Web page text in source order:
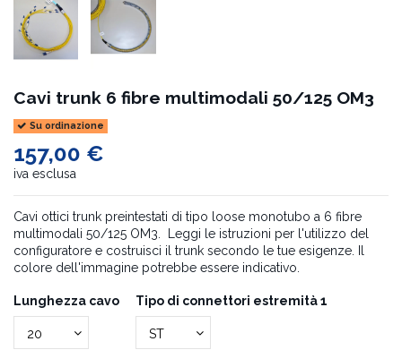
Cavi trunk 6 fibre multimodali 50/125 OM3
Su ordinazione
157,00 €
iva esclusa
Cavi ottici trunk preintestati di tipo loose monotubo a 6 fibre
multimodali 50/125 OM3. Leggi le istruzioni per l'utilizzo del
configuratore e costruisci il trunk secondo le tue esigenze. Il
colore dell'immagine potrebbe essere indicativo.
Lunghezza cavo Tipo di connettori estremità 1